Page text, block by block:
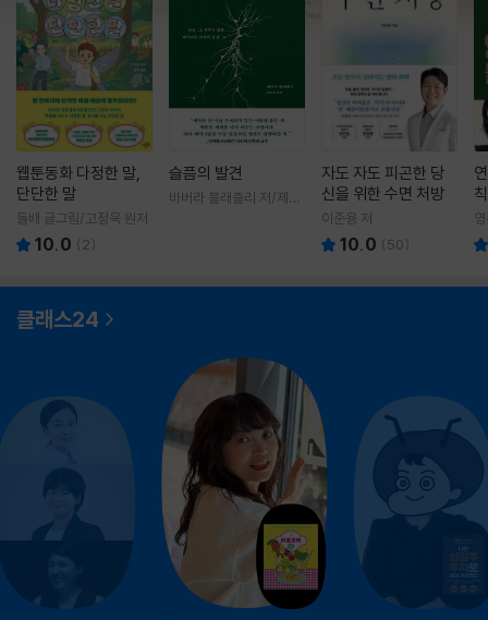
웹툰동화 다정한 말,
단단한 말
돌배 글그림/고정욱 원저
10.0 ( 2)
슬픔의 발견
바버라 블래츨리 저/제효
자도 자도 피곤한 당
신을 위한 수면 처방
이준용 저
10.0 (50)
칙
클래스24